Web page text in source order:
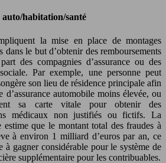
auto/habitation/santé
la mise en place de montages
dans le but d’obtenir des remboursements
des compagnies d’assurance ou des
Par exemple, une personne peut
son lieu de résidence principale afin
d’assurance automobile moins élevée, ou
sa carte vitale pour obtenir des
médicaux non justifiés ou fictifs. La
estime que le montant total des fraudes à
à environ 1 milliard d’euros par an, ce
à gagner considérable pour le système de
supplémentaire pour les contribuables.